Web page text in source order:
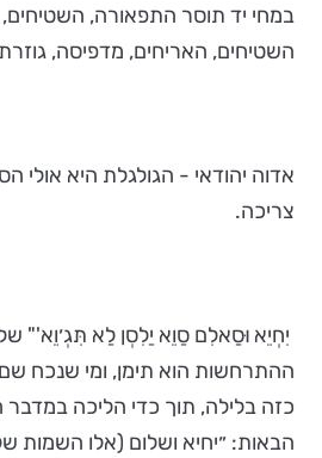
במחי יד תוסר התפאורה,
השטיחים, האריחים, מדפיסה,
אדוה יהודאי - הגולגלת היא אולי
צריכה.
יִחְיֵא וּסַאלִם סַוֵא יַלִסְן לַא תִּגְ׳וֵא'"
ההתרחשות הוא תימן, ומי שנכח
כזה בלילה, תוך כדי הליכה
הבאות: ״יחיא ושלום (אלו השמות